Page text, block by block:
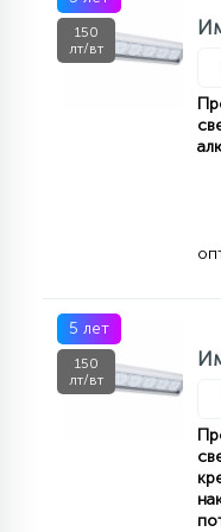
150
лт/вт
5 лет
150
лт/вт